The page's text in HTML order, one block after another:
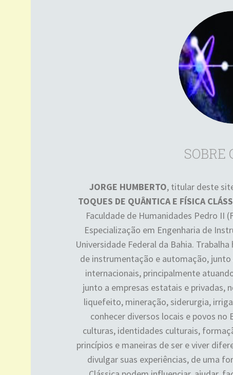
SOBRE
JORGE HUMBERTO, titular deste
TOQUES DE QUÂNTICA E FÍSICA
Faculdade de Humanidades Pedro II
Especialização em Engenharia de
Universidade Federal da Bahia.
de instrumentação e automação, junto
internacionais, principalmente
junto a empresas estatais e privadas,
liquefeito, mineração, siderurgia,
conhecer diversos locais e povos no
culturas, identidades culturais,
princípios e maneiras de ser e viver
divulgar suas experiências, de uma